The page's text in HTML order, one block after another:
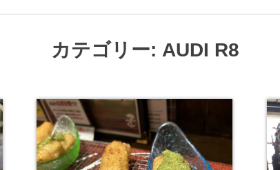
カテゴリー: AUDI R8